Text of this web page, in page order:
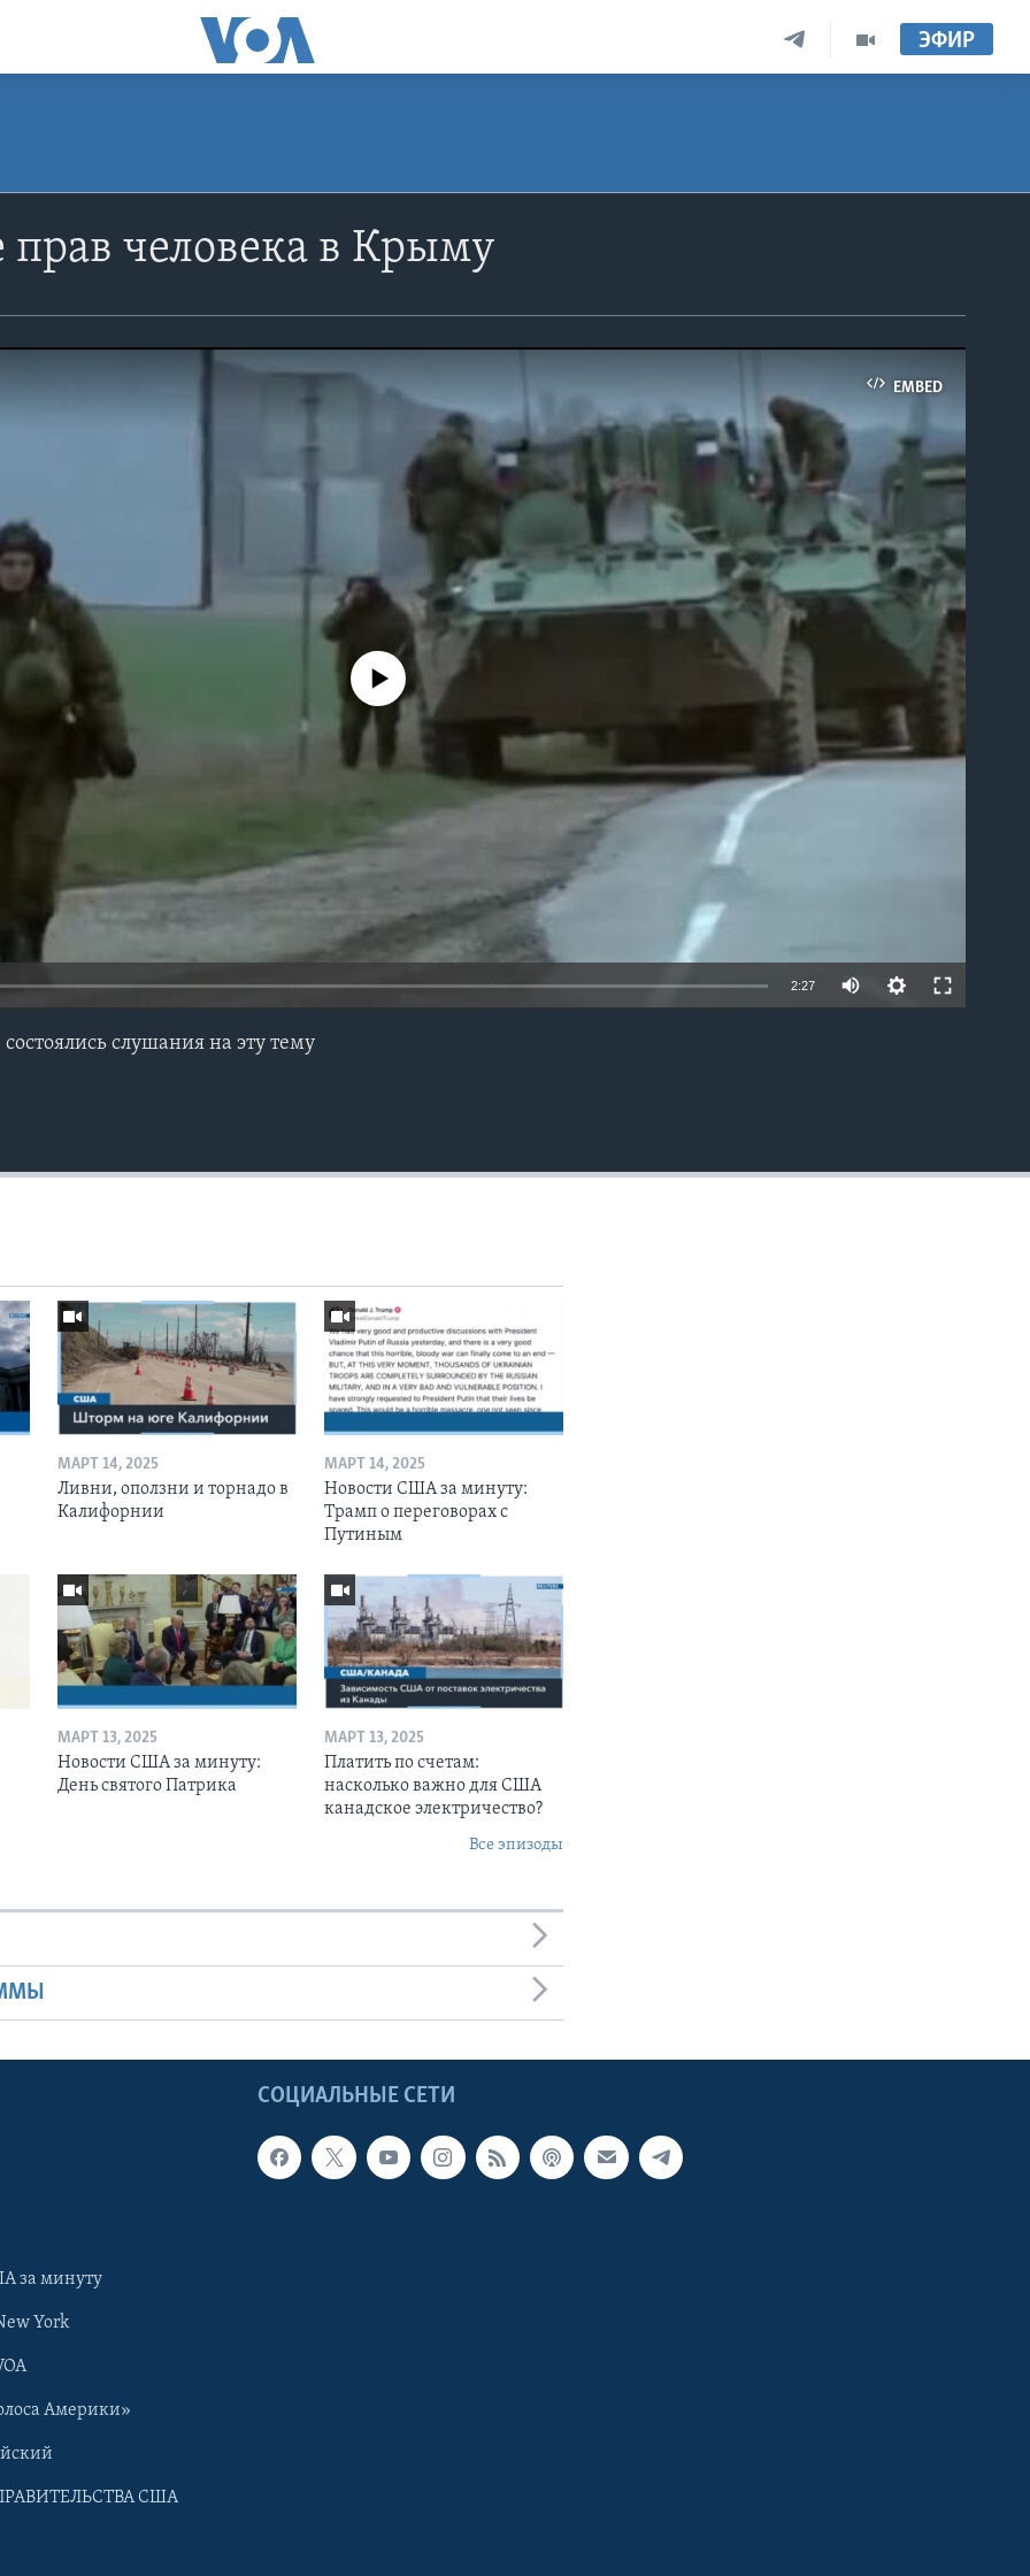
ЭФИР
прав человека в Крыму
EMBED
No media source currently available
2:27
слушания на эту тему
МАРТ 14, 2025
Ливни, оползни и торнадо в
Калифорнии
МАРТ 14, 2025
Новости США за минуту:
Трамп о переговорах с
Путиным
МАРТ 13, 2025
Новости США за минуту:
День святого Патрика
МАРТ 13, 2025
Платить по счетам:
насколько важно для США
канадское электричество?
Все эпизоды
СОЦИАЛЬНЫЕ СЕТИ
за минуту
York
Америки»
США